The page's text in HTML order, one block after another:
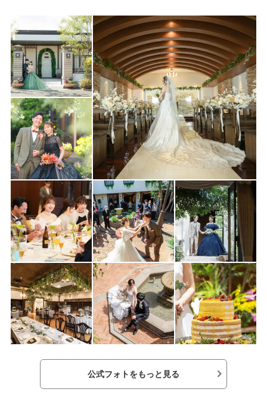
◆週末開催◆【最大100万優待】和牛×オマール2万8品試食＆一軒
家貸切体験
《緑溢れる貸切一軒家で過ごすウエディング》
〇和牛×オマール海老試食＆デザートビュッフェ体験♪
○オープンキッチンから届く出来立て料理！オリジナルメニュー
の対応も可能
○岐阜駅から車10分とアクセス良好
○1組貸切で自由に過ごせる！会場全体をふたり好みにアレンジ
○ガーデンを囲む造りで一体感抜群♪陽だまりに包まれたかのよう
な快適空間
公式フォトをもっと見る